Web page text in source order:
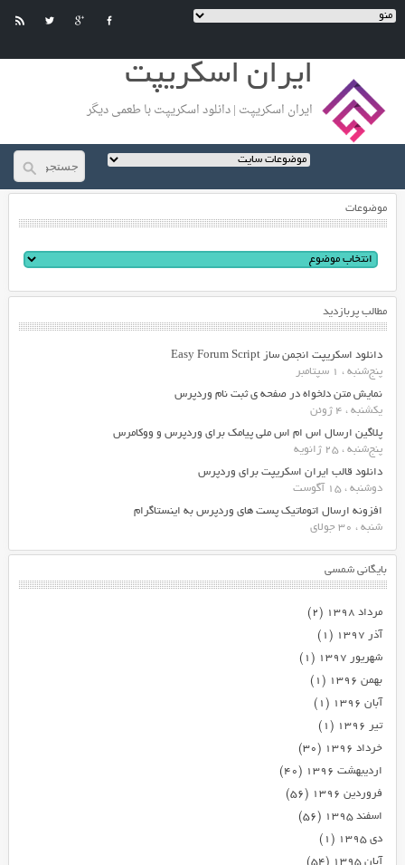
ایران اسکریپت
ایران اسکریپت | دانلود اسکریپت با طعمی دیگر
موضوعات
مطالب پربازدید
دانلود اسکریپت انجمن ساز Easy Forum Script
پنج‌شنبه ، 1 سپتامبر
نمایش متن دلخواه در صفحه ی ثبت نام وردپرس
یکشنبه ، 4 ژوئن
پلاگین ارسال اس ام اس ملی پیامک برای وردپرس و ووکامرس
پنج‌شنبه ، 25 ژانویه
دانلود قالب ایران اسکریپت برای وردپرس
دوشنبه ، 15 آگوست
افزونه ارسال اتوماتیک پست های وردپرس به اینستاگرام
شنبه ، 30 جولای
بایگانی شمسی
مرداد ۱۳۹۸
(۲)
آذر ۱۳۹۷
(۱)
شهریور ۱۳۹۷
(۱)
بهمن ۱۳۹۶
(۱)
آبان ۱۳۹۶
(۱)
تیر ۱۳۹۶
(۱)
خرداد ۱۳۹۶
(۳۰)
اردیبهشت ۱۳۹۶
(۴۰)
فروردین ۱۳۹۶
(۵۶)
اسفند ۱۳۹۵
(۵۶)
دی ۱۳۹۵
(۱)
آبان ۱۳۹۵
(۵۴)